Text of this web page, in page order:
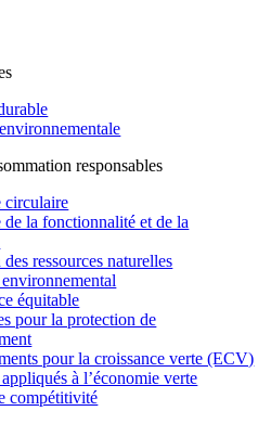
responsables
circulaire
de la fonctionnalité et de la
ressources naturelles
équitable
pour la protection de
pour la croissance verte (ECV)
à l’économie verte
compétitivité